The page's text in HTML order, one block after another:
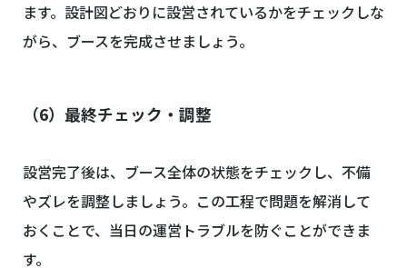
ます。設計図どおりに設営されているかをチェックしな
がら、ブースを完成させましょう。
（6）最終チェック・調整
設営完了後は、ブース全体の状態をチェックし、不備
やズレを調整しましょう。この工程で問題を解消して
おくことで、当日の運営トラブルを防ぐことができま
す。